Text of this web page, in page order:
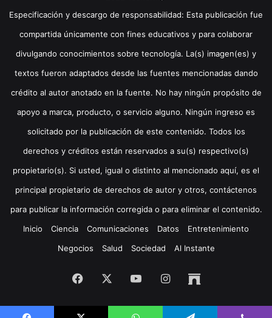
Especificación y descargo de responsabilidad: Esta publicación fue
compartida únicamente con fines educativos y para colaborar
divulgando conocimientos sobre tecnología. La(s) imagen(es) y
textos fueron adaptados desde las fuentes mencionadas dando
crédito al autor anotado en la fuente. No hay ningún propósito de
apoyo a marca, producto, o servicio alguno. Ningún ingreso es
solicitado por la publicación de este contenido. Todos los
derechos y créditos están reservados a su(s) respectivo(s)
propietario(s). Si usted, igual o distinto al mencionado aquí, es el
principal propietario de derechos de autor y otros, contáctenos
para publicar la información corregida o para eliminar el contenido.
Inicio
Ciencia Comunicaciones Datos
Entretenimiento
Negocios
Salud Sociedad Al Instante
Facebook YouTubeInstagramArchive